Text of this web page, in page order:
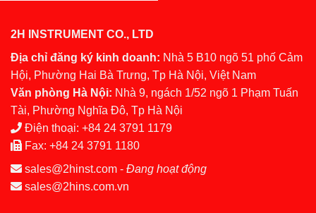
2H INSTRUMENT CO., LTD
Địa chỉ đăng ký kinh doanh: Nhà 5 B10 ngõ 51 phố Cảm
Hội, Phường Hai Bà Trưng, Tp Hà Nội, Việt Nam
Văn phòng Hà Nội: Nhà 9, ngách 1/52 ngõ 1 Phạm Tuấn
Tài, Phường Nghĩa Đô, Tp Hà Nội
Điện thoại: +84 24 3791 1179
Fax: +84 24 3791 1180
sales@2hinst.com - Đang hoạt động
sales@2hins.com.vn